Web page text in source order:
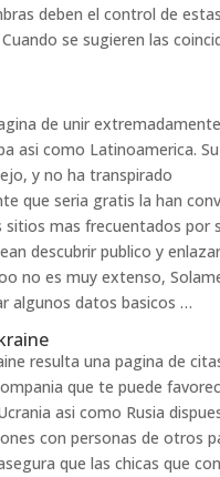
deben el control de estas
se sugieren las
de unir extremadamente
asi­ como Latinoamerica. Su
y no ha transpirado
que seri­a gratis la han
sitios mas frecuentados por
descubrir publico y
no es muy extenso,
algunos datos basicos …
resulta una pagina de
que te puede
asi­ como Rusia
con personas de otros
que las chicas que